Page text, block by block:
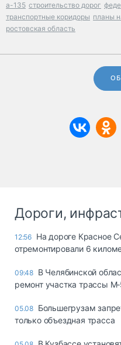
а-135 строительство дорог
транспортные коридоры планы
ростовская область
Дороги,
12:56 На дороге Красное
отремонтировали 6
09:48 В Челябинской
ремонт участка трассы
05.08 Большегрузам
только объездная трасса